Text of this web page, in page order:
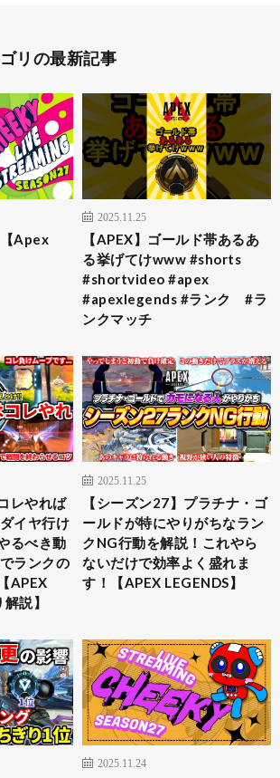
リの最新記事
Apex
2025.11.25
【APEX】ゴールド帯あるあ
る挙げてけwww #shorts
#shortvideo #apex
#apexlegends #ランク #ラ
ンクマッチ
レやれば
イヤ行け
るべき動
ランクの
APEX
説】
2025.11.25
【シーズン27】プラチナ・ゴ
ールドが特にやりがちなラン
クNG行動を解説！これやら
ないだけで効率よく盛れま
す！【APEX LEGENDS】
2025.11.24